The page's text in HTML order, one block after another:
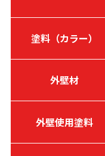
塗料（カラー）
外壁材
外壁使用塗料